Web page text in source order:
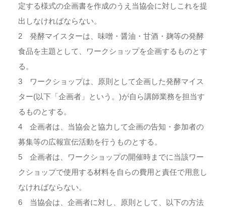
定する様式の企画書を作成のうえ当協会に対しこれを提
出しなければならない。
2 発酵マイスターは、味噌・醤油・甘酒・麹等の発酵
食品を主題として、ワークショップを企画するものとす
る。
3 ワークショップは、原則として企画した発酵マイス
ター(以下「企画者」という。)が自ら講師業務を担当す
るものとする。
4 企画者は、当協会と協力して企画の告知・参加者の
募集等の広報宣伝活動を行うものとする。
5 企画者は、ワークショップの開催時までに当該ワー
クショップで使用する材料を自らの費用と責任で用意し
なければならない。
6 当協会は、企画者に対し、原則として、以下の方法